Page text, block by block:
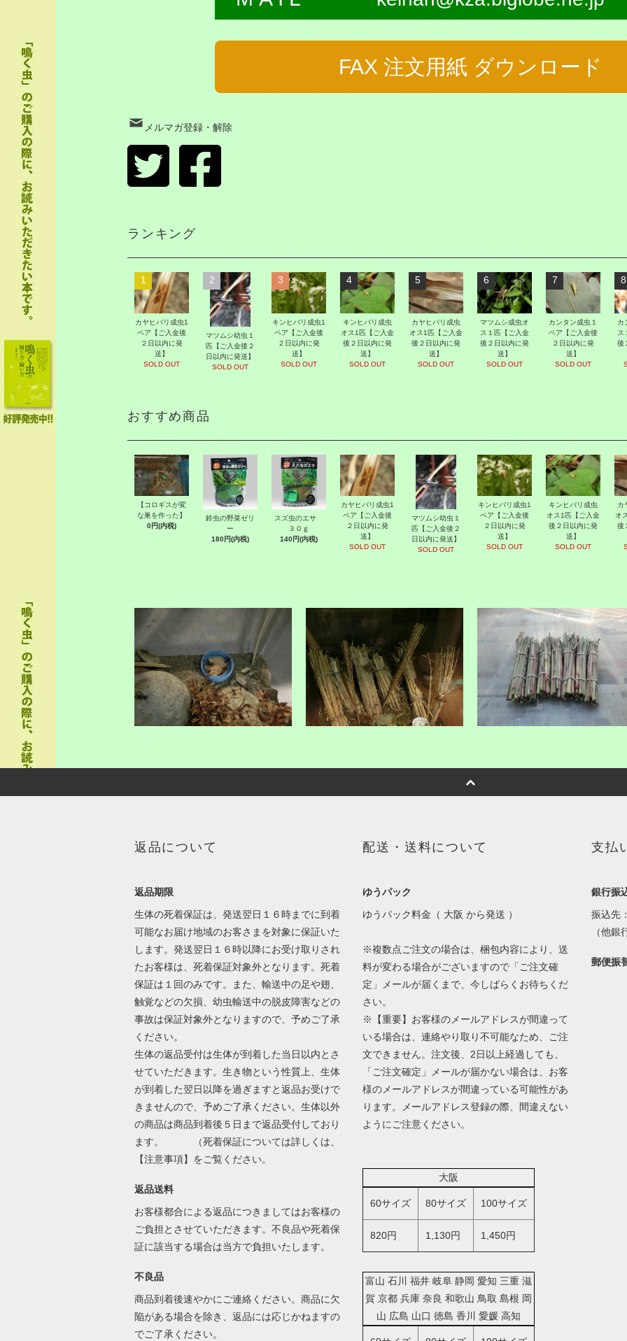
FAX 注文用紙 ダウンロード
メルマガ登録・解除
ランキング
1
カヤヒバリ成虫1
ペア【ご入金後
２日以内に発
送】
SOLD OUT
2
マツムシ幼虫１
匹【ご入金後２
日以内に発送】
SOLD OUT
3
キンヒバリ成虫1
ペア【ご入金後
２日以内に発
送】
SOLD OUT
4
キンヒバリ成虫
オス1匹【ご入金
後２日以内に発
送】
SOLD OUT
5
カヤヒバリ成虫
オス1匹【ご入金
後２日以内に発
送】
SOLD OUT
6
マツムシ成虫オ
ス１匹【ご入金
後２日以内に発
送】
SOLD OUT
7
カンタン成虫１
ペア【ご入金後
２日以内に発
送】
SOLD OUT
8
カ
ス
後
おすすめ商品
【コロギスが変
な巣を作った】
0円(内税)
鈴虫の野菜ゼリ
ー
180円(内税)
スズ虫のエサ
３０ｇ
140円(内税)
カヤヒバリ成虫1
ペア【ご入金後
２日以内に発
送】
SOLD OUT
マツムシ幼虫１
匹【ご入金後２
日以内に発送】
SOLD OUT
キンヒバリ成虫1
ペア【ご入金後
２日以内に発
送】
SOLD OUT
キンヒバリ成虫
オス1匹【ご入金
後２日以内に発
送】
SOLD OUT
カ
オ
後
返品について
返品期限
生体の死着保証は、発送翌日１６時までに到着
可能なお届け地域のお客さまを対象に保証いた
します。発送翌日１６時以降にお受け取りされ
たお客様は、死着保証対象外となります。死着
保証は１回のみです。また、輸送中の足や翅、
触覚などの欠損、幼虫輸送中の脱皮障害などの
事故は保証対象外となりますので、予めご了承
ください。
生体の返品受付は生体が到着した当日以内とさ
せていただきます。生き物という性質上、生体
が到着した翌日以降を過ぎますと返品お受けで
きませんので、予めご了承ください。生体以外
の商品は商品到着後５日まで返品受付しており
ます。 （死着保証については詳しくは、
【注意事項】をご覧ください。
返品送料
お客様都合による返品につきましてはお客様の
ご負担とさせていただきます。不良品や死着保
証に該当する場合は当方で負担いたします。
不良品
商品到着後速やかにご連絡ください。商品に欠
陥がある場合を除き、返品には応じかねますの
でご了承ください。
配送・送料について
ゆうパック
ゆうパック料金（ 大阪 から発送 ）
※複数点ご注文の場合は、梱包内容により、送
料が変わる場合がございますので「ご注文確
定」メールが届くまで、今しばらくお待ちくだ
さい。
※【重要】お客様のメールアドレスが間違って
いる場合は、連絡やり取り不可能なため、ご注
文できません。注文後、2日以上経過しても、
「ご注文確定」メールが届かない場合は、お客
様のメールアドレスが間違っている可能性があ
ります。メールアドレス登録の際、間違えない
ようにご注意ください。
大阪
60サイズ 80サイズ 100サイズ
820円 1,130円 1,450円
富山 石川 福井 岐阜 静岡 愛知 三重 滋
賀 京都 兵庫 奈良 和歌山 鳥取 島根 岡
山 広島 山口 徳島 香川 愛媛 高知
支払
銀行振
振込先
（他
郵便振